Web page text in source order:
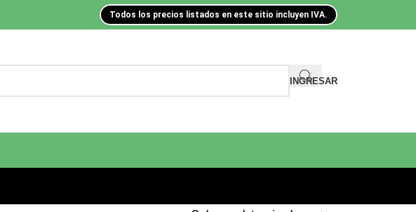
Todos los precios listados en este sitio incluyen IVA.
INGRESAR